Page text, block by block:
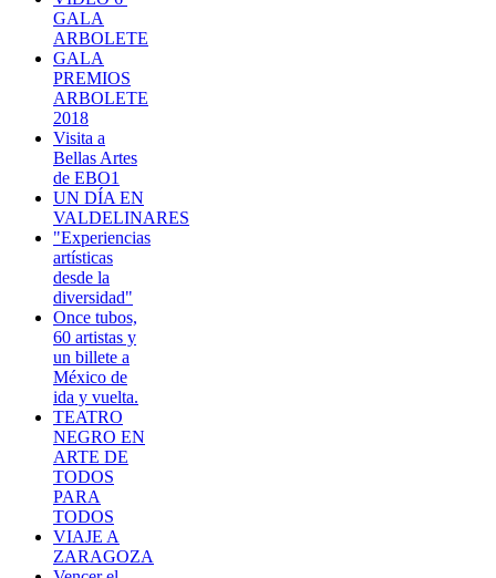
GALA
ARBOLETE
GALA
PREMIOS
ARBOLETE
2018
Visita a
Bellas Artes
de EBO1
UN DÍA EN
VALDELINARES
"Experiencias
artísticas
desde la
diversidad"
Once tubos,
60 artistas y
un billete a
México de
ida y vuelta.
TEATRO
NEGRO EN
ARTE DE
TODOS
PARA
TODOS
VIAJE A
ZARAGOZA